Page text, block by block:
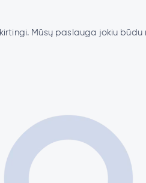
Mūsų paslauga jokiu